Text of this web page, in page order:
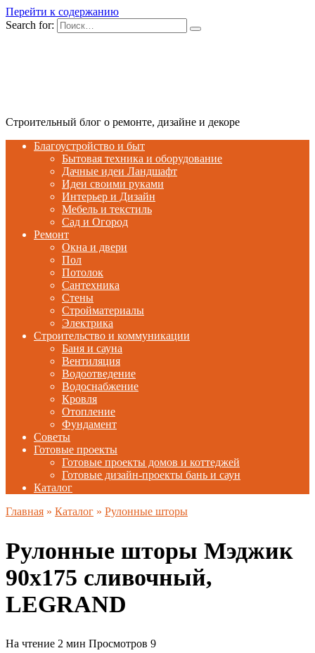
Перейти к содержанию
Search for:
Строительный блог о ремонте, дизайне и декоре
Благоустройство и быт
Бытовая техника и оборудование
Дачные идеи Ландшафт
Идеи своими руками
Интерьер и Дизайн
Мебель и текстиль
Сад и Огород
Ремонт
Окна и двери
Пол
Потолок
Сантехника
Стены
Стройматериалы
Электрика
Строительство и коммуникации
Баня и сауна
Вентиляция
Водоотведение
Водоснабжение
Кровля
Отопление
Фундамент
Советы
Готовые проекты
Готовые проекты домов и коттеджей
Готовые дизайн-проекты бань и саун
Каталог
Главная » Каталог » Рулонные шторы
Рулонные шторы Мэджик
90х175 сливочный,
LEGRAND
На чтение 2 мин Просмотров 9